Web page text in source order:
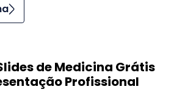
de Medicina Grátis
Profissional